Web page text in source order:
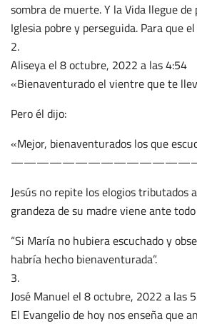
sombra de muerte. Y la Vida llegue
Iglesia pobre y perseguida. Para que
Aliseyael 8 octubre, 2022 a las 4:54
«Bienaventurado el vientre que te
Pero él dijo:
«Mejor, bienaventurados los que
Jesús no repite los elogios tributados
grandeza de su madre viene ante
“Si María no hubiera escuchado y
habría hecho bienaventurada”.
José Manuel el 8 octubre, 2022 a las
El Evangelio de hoy nos enseña que